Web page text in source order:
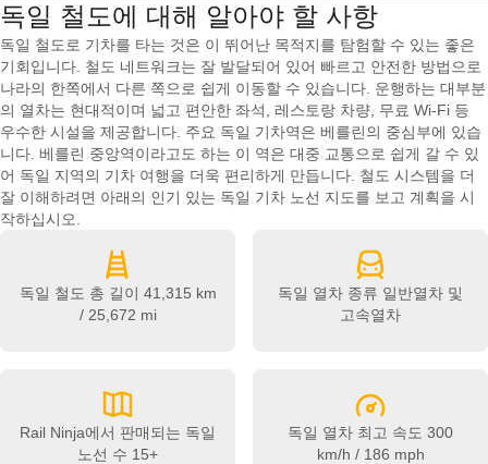
독일 철도에 대해 알아야 할 사항
독일 철도로 기차를 타는 것은 이 뛰어난 목적지를 탐험할 수 있는 좋은
기회입니다. 철도 네트워크는 잘 발달되어 있어 빠르고 안전한 방법으로
나라의 한쪽에서 다른 쪽으로 쉽게 이동할 수 있습니다. 운행하는 대부분
의 열차는 현대적이며 넓고 편안한 좌석, 레스토랑 차량, 무료 Wi-Fi 등
우수한 시설을 제공합니다. 주요 독일 기차역은 베를린의 중심부에 있습
니다. 베를린 중앙역이라고도 하는 이 역은 대중 교통으로 쉽게 갈 수 있
어 독일 지역의 기차 여행을 더욱 편리하게 만듭니다. 철도 시스템을 더
잘 이해하려면 아래의 인기 있는 독일 기차 노선 지도를 보고 계획을 시
작하십시오.
독일 철도 총 길이 41,315 km
/ 25,672 mi
독일 열차 종류 일반열차 및
고속열차
Rail Ninja에서 판매되는 독일
노선 수 15+
독일 열차 최고 속도 300
km/h / 186 mph